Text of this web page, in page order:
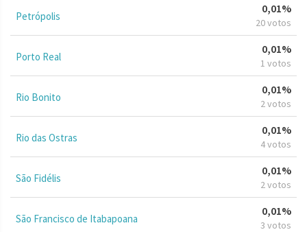
Petrópolis
0,01%
20 votos
Porto Real
0,01%
1 votos
Rio Bonito
0,01%
2 votos
Rio das Ostras
0,01%
4 votos
São Fidélis
0,01%
2 votos
São Francisco de Itabapoana
0,01%
3 votos